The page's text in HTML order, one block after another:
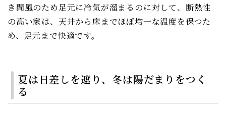
き間風のため足元に冷気が溜まるのに対して、断熱性
の高い家は、天井から床までほぼ均一な温度を保つた
め、足元まで快適です。
夏は日差しを遮り、冬は陽だまりをつく
る